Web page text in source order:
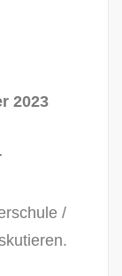
2023
/